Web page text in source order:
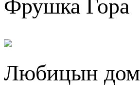
Фрушка Гора
Любицын дом